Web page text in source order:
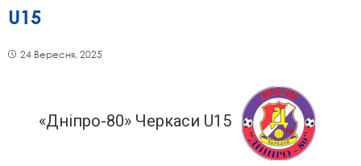
U15
24 Вересня, 2025
«Дніпро-80» Черкаси U15